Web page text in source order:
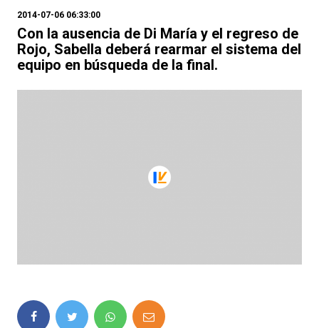
2014-07-06 06:33:00
Con la ausencia de Di María y el regreso de
Rojo, Sabella deberá rearmar el sistema del
equipo en búsqueda de la final.